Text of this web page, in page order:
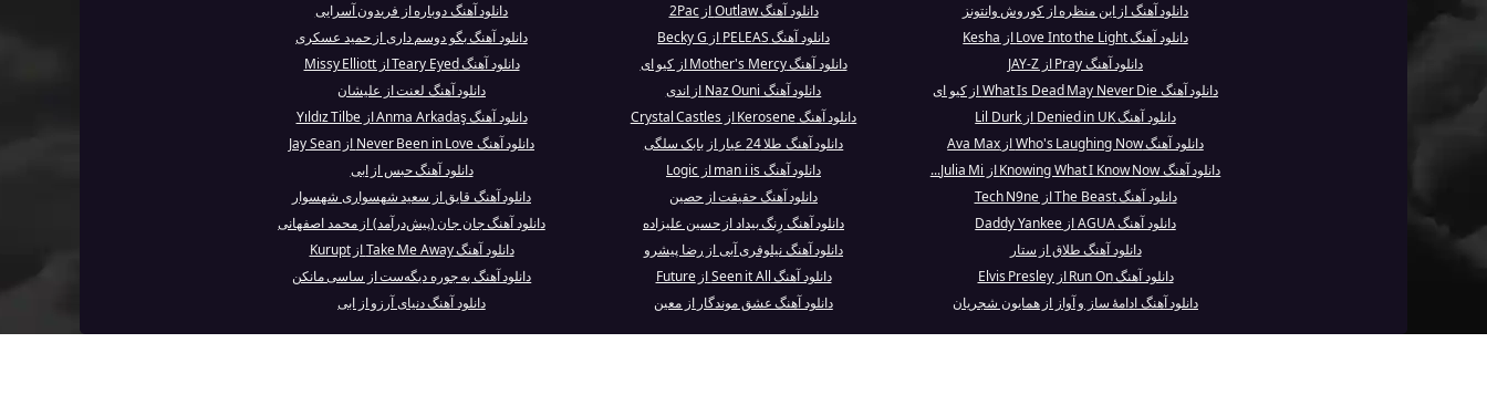
دانلود آهنگ از این منظره از کوروش وانتونز
دانلود آهنگ Outlaw از 2Pac
دانلود آهنگ دوباره از فریدون آسرایی
دانلود آهنگ Love Into the Light از Kesha
دانلود آهنگ PELEAS از Becky G
دانلود آهنگ بگو دوسم داری از حمید عسکری
دانلود آهنگ Pray از JAY-Z
دانلود آهنگ Mother's Mercy از کیو ای
دانلود آهنگ Teary Eyed از Missy Elliott
دانلود آهنگ What Is Dead May Never Die از کیو ای
دانلود آهنگ Naz Ouni از اندی
دانلود آهنگ لعنت از علیشان
دانلود آهنگ Denied in UK از Lil Durk
دانلود آهنگ Kerosene از Crystal Castles
دانلود آهنگ Anma Arkadaş از Yıldız Tilbe
دانلود آهنگ Who's Laughing Now از Ava Max
دانلود آهنگ طلا 24 عیار از بابک سلگی
دانلود آهنگ Never Been in Love از Jay Sean
دانلود آهنگ Knowing What I Know Now از Julia Mi...
دانلود آهنگ man i is از Logic
دانلود آهنگ حبس از ابی
دانلود آهنگ The Beast از Tech N9ne
دانلود آهنگ حقیقت از حصین
دانلود آهنگ قایق از سعید شهسواری شهسوار
دانلود آهنگ AGUA از Daddy Yankee
دانلود آهنگ رِنگ بیداد از حسین علیزاده
دانلود آهنگ جان جان (پیش‌درآمد) از محمد اصفهانی
دانلود آهنگ طلاق از ستار
دانلود آهنگ نیلوفری آبی از رضا پیشرو
دانلود آهنگ Take Me Away از Kurupt
دانلود آهنگ Run On از Elvis Presley
دانلود آهنگ Seen it All از Future
دانلود آهنگ یه جوره دیگه‌ست از ساسی مانکن
دانلود آهنگ ادامهٔ ساز و آواز از همایون شجریان
دانلود آهنگ عشق موندگار از معین دانلود آهنگ دنیای آرزو از ابی